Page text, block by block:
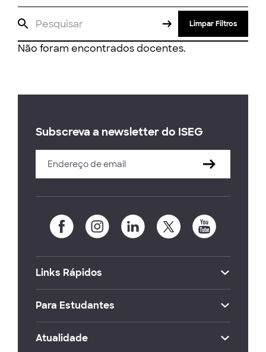
Limpar Filtros
Não foram encontrados docentes.
Subscreva a newsletter do ISEG
Links Rápidos
Para Estudantes
Atualidade